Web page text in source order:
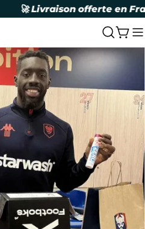
🚀 Livraison offerte en
Cart